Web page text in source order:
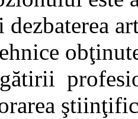
dezbaterea